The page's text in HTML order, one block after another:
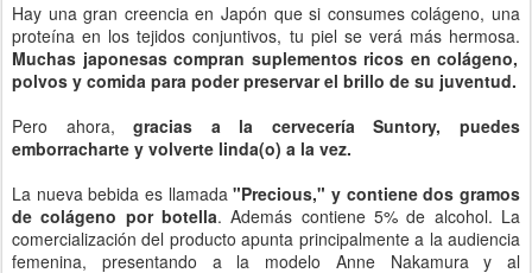
Hay una gran creencia en Japón que si consumes colágeno, una
proteína en los tejidos conjuntivos, tu piel se verá más hermosa.
Muchas japonesas compran suplementos ricos en colágeno,
polvos y comida para poder preservar el brillo de su juventud.
Pero ahora,gracias a la cervecería Suntory, puedes
emborracharte y volverte linda(o) a la vez.
La nueva bebida es llamada"Precious," y contiene dos gramos
de colágeno por botella. Además contiene 5% de alcohol. La
comercialización del producto apunta principalmente a la audiencia
femenina, presentando a la modelo Anne Nakamura y al